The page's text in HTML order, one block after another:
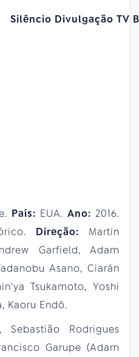
País: EUA. Ano: 2016.
Direção: Martin
Garfield, Adam
Asano, Ciarán
Tsukamoto, Yoshi
Kaoru Endô.
Rodrigues
Garupe (Adam